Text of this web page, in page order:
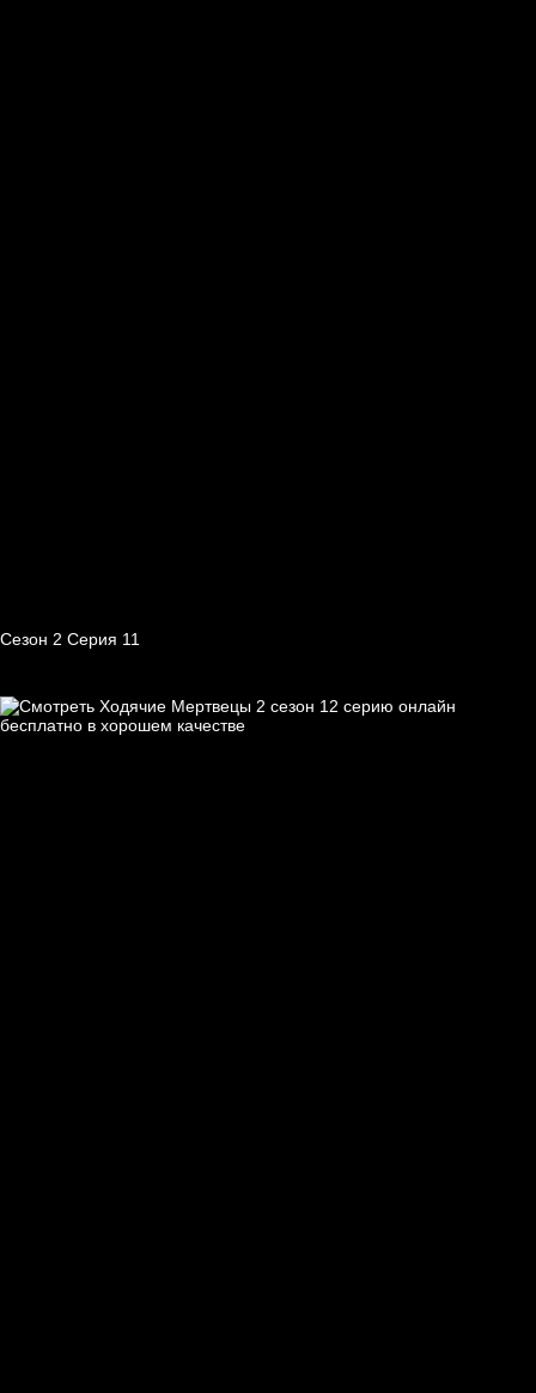
Сезон 2 Серия 11